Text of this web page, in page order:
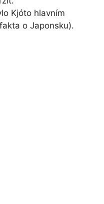
Kjóto hlavním
o Japonsku).